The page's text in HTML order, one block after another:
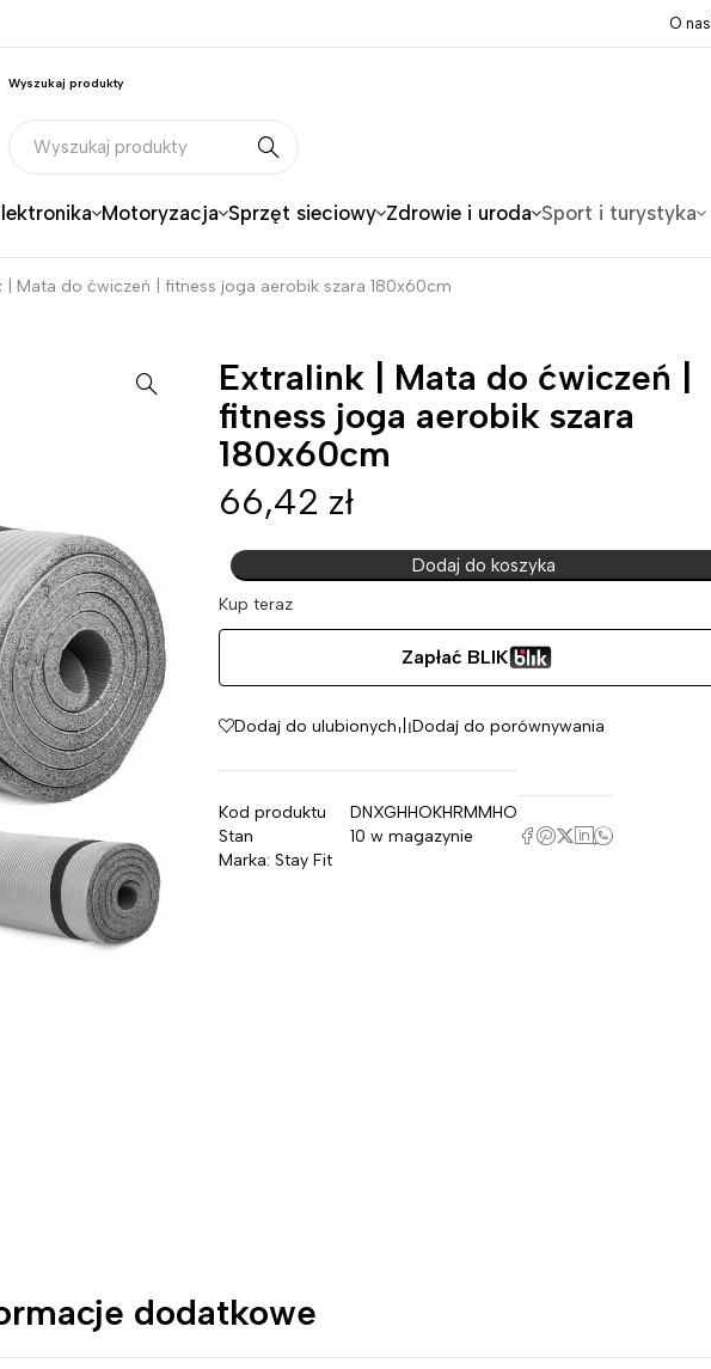
O nas
Wyszukaj produkty
Motoryzacja Sprzęt sieciowy Zdrowie i uroda Sport i turystyka
| Mata do ćwiczeń | fitness joga aerobik szara 180x60cm
Extralink | Mata do ćwiczeń |
fitness joga aerobik szara
180x60cm
66,42 zł
Dodaj do koszyka
Kup teraz
Zapłać BLIK
Dodaj do ulubionych Dodaj do porównywania
Kod produktu
DNXGHHOKHRMMHO
Stan
10 w magazynie
Marka:Stay Fit
dodatkowe